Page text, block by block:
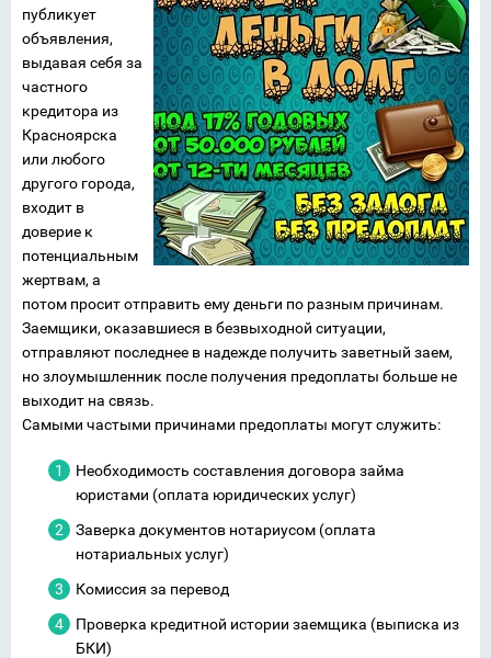
публикует
объявления,
выдавая себя за
частного
кредитора из
Красноярска
или любого
другого города,
входит в
доверие к
потенциальным
жертвам, а
потом просит отправить ему деньги по разным причинам.
Заемщики, оказавшиеся в безвыходной ситуации,
отправляют последнее в надежде получить заветный заем,
но злоумышленник после получения предоплаты больше не
выходит на связь.
Самыми частыми причинами предоплаты могут служить:
Необходимость составления договора займа
юристами (оплата юридических услуг)
Заверка документов нотариусом (оплата
нотариальных услуг)
Комиссия за перевод
Проверка кредитной истории заемщика (выписка из
БКИ)